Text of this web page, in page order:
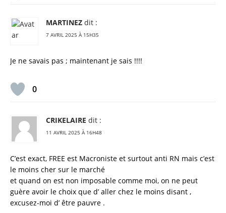
MARTINEZ dit :
7 AVRIL 2025 À 15H35
Je ne savais pas ; maintenant je sais !!!!
0
CRIKELAIRE dit :
11 AVRIL 2025 À 16H48
C’est exact, FREE est Macroniste et surtout anti RN mais c’est
le moins cher sur le marché
et quand on est non imposable comme moi, on ne peut
guère avoir le choix que d’ aller chez le moins disant ,
excusez-moi d’ être pauvre .